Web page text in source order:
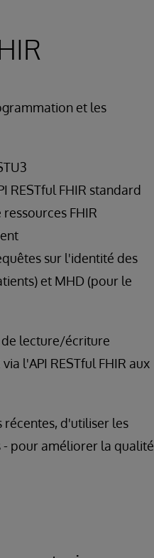
et les
RESTful FHIR standard
FHIR
sur l'identité des
et MHD (pour le
de lecture/écriture
l'API RESTful FHIR aux
récentes, d'utiliser les
- pour améliorer la qualité